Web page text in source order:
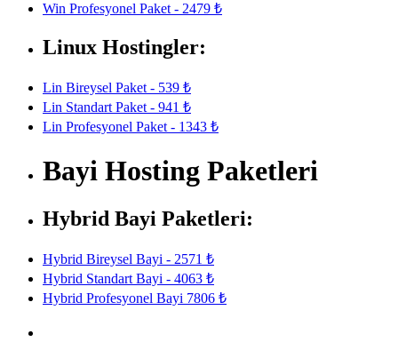
Win Profesyonel Paket - 2479 ₺
Linux Hostingler:
Lin Bireysel Paket - 539 ₺
Lin Standart Paket - 941 ₺
Lin Profesyonel Paket - 1343 ₺
Bayi Hosting Paketleri
Hybrid Bayi Paketleri:
Hybrid Bireysel Bayi - 2571 ₺
Hybrid Standart Bayi - 4063 ₺
Hybrid Profesyonel Bayi 7806 ₺